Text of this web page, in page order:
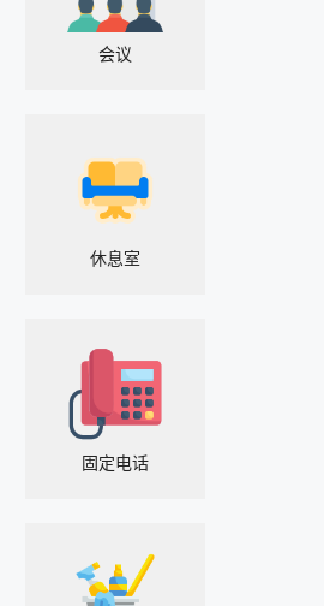
会议
休息室
固定电话